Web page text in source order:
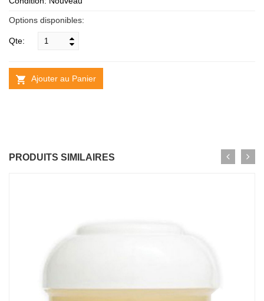
Options disponibles:
Qte:
Ajouter au Panier
PRODUITS SIMILAIRES